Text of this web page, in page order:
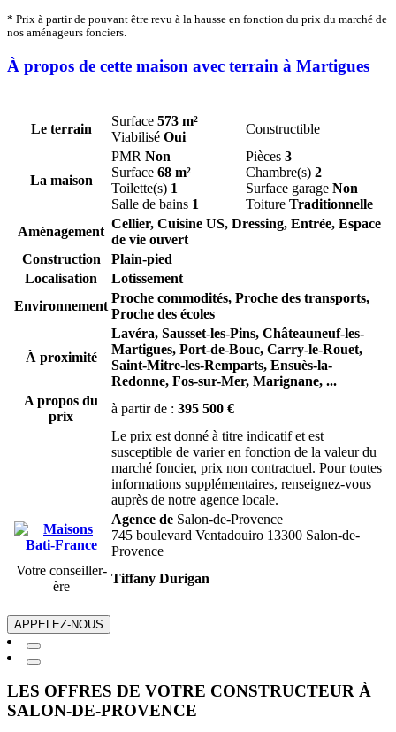
* Prix à partir de pouvant être revu à la hausse en fonction du prix du marché de
nos aménageurs fonciers.
À propos de cette maison avec terrain à Martigues
Le terrain
Surface 573 m²
Viabilisé Oui
Constructible
La maison
PMR Non
Surface 68 m²
Toilette(s) 1
Salle de bains 1
Pièces 3
Chambre(s) 2
Surface garage Non
Toiture Traditionnelle
Aménagement
Cellier, Cuisine US, Dressing, Entrée, Espace
de vie ouvert
Construction
Plain-pied
Localisation
Lotissement
Environnement
Proche commodités, Proche des transports,
Proche des écoles
À proximité
Lavéra, Sausset-les-Pins, Châteauneuf-les-
Martigues, Port-de-Bouc, Carry-le-Rouet,
Saint-Mitre-les-Remparts, Ensuès-la-
Redonne, Fos-sur-Mer, Marignane, ...
A propos du
prix
à partir de : 395 500 €
Le prix est donné à titre indicatif et est
susceptible de varier en fonction de la valeur du
marché foncier, prix non contractuel. Pour toutes
informations supplémentaires, renseignez-vous
auprès de notre agence locale.
Agence de Salon-de-Provence
745 boulevard Ventadouiro 13300 Salon-de-
Provence
Votre conseiller-
ère
Tiffany Durigan
APPELEZ-NOUS
LES OFFRES DE VOTRE CONSTRUCTEUR À
SALON-DE-PROVENCE